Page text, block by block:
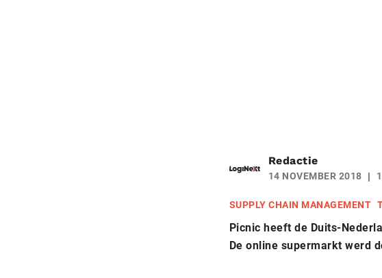
Redactie
14 NOVEMBER 2018
SUPPLY CHAIN MANAGEMENT
Picnic heeft de Duits-
De online supermarkt werd